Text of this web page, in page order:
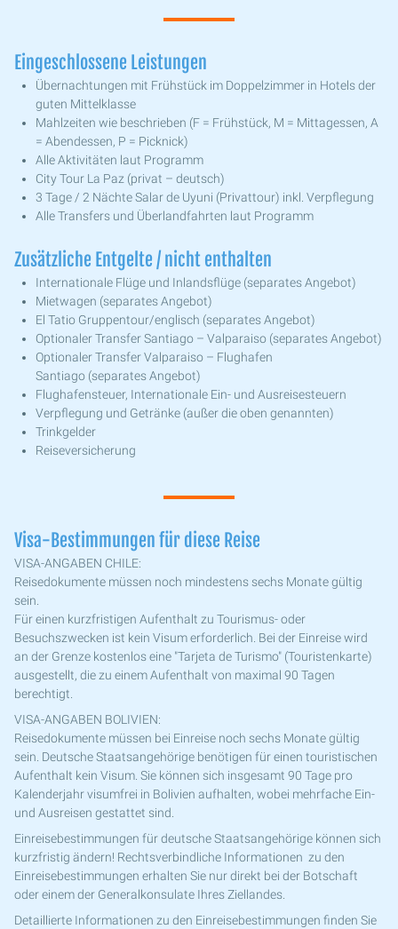
Eingeschlossene Leistungen
Übernachtungen mit Frühstück im Doppelzimmer in Hotels der
guten Mittelklasse
Mahlzeiten wie beschrieben (F = Frühstück, M = Mittagessen, A
= Abendessen, P = Picknick)
Alle Aktivitäten laut Programm
City Tour La Paz (privat – deutsch)
3 Tage / 2 Nächte Salar de Uyuni (Privattour) inkl. Verpflegung
Alle Transfers und Überlandfahrten laut Programm
Zusätzliche Entgelte / nicht enthalten
Internationale Flüge und Inlandsflüge (separates Angebot)
Mietwagen (separates Angebot)
El Tatio Gruppentour/englisch (separates Angebot)
Optionaler Transfer Santiago – Valparaiso (separates Angebot)
Optionaler Transfer Valparaiso – Flughafen
Santiago (separates Angebot)
Flughafensteuer, Internationale Ein- und Ausreisesteuern
Verpflegung und Getränke (außer die oben genannten)
Trinkgelder
Reiseversicherung
Visa-Bestimmungen für diese Reise
VISA-ANGABEN CHILE:
Reisedokumente müssen noch mindestens sechs Monate gültig
sein.
Für einen kurzfristigen Aufenthalt zu Tourismus- oder
Besuchszwecken ist kein Visum erforderlich. Bei der Einreise wird
an der Grenze kostenlos eine "Tarjeta de Turismo" (Touristenkarte)
ausgestellt, die zu einem Aufenthalt von maximal 90 Tagen
berechtigt.
VISA-ANGABEN BOLIVIEN:
Reisedokumente müssen bei Einreise noch sechs Monate gültig
sein. Deutsche Staatsangehörige benötigen für einen touristischen
Aufenthalt kein Visum. Sie können sich insgesamt 90 Tage pro
Kalenderjahr visumfrei in Bolivien aufhalten, wobei mehrfache Ein-
und Ausreisen gestattet sind.
Einreisebestimmungen für deutsche Staatsangehörige können sich
kurzfristig ändern! Rechtsverbindliche Informationen zu den
Einreisebestimmungen erhalten Sie nur direkt bei der Botschaft
oder einem der Generalkonsulate Ihres Ziellandes.
Detaillierte Informationen zu den Einreisebestimmungen finden Sie